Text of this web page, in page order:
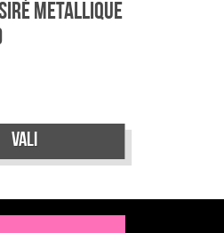
Metallique
Vali